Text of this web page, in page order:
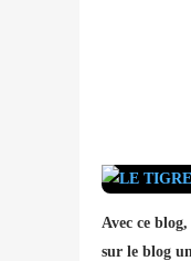
Avec ce
sur le blog